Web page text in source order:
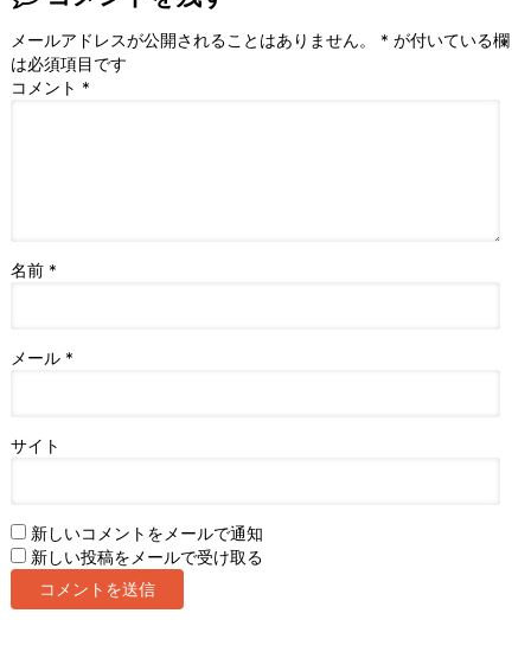
メールアドレスが公開されることはありません。 * が付いている欄
は必須項目です
コメント *
名前 *
メール *
サイト
新しいコメントをメールで通知
新しい投稿をメールで受け取る